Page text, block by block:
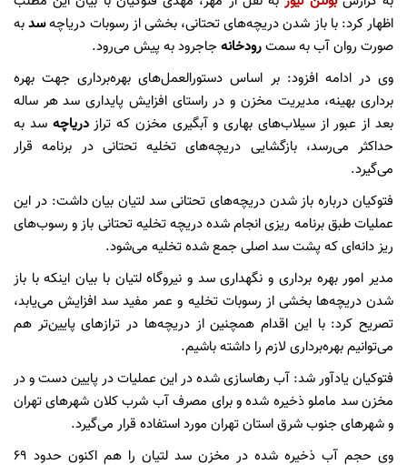
اظهار کرد: با باز شدن دریچه‌های تحتانی، بخشی از رسوبات دریاچهسدبه
صورت روان آب به سمترودخانهجاجرود به پیش می‌رود.
وی در ادامه افزود: بر اساس دستورالعمل‌های بهره‌برداری جهت بهره
برداری بهینه، مدیریت مخزن و در راستای افزایش پایداری سد هر ساله
بعد از عبور از سیلاب‌های بهاری و آبگیری مخزن که ترازدریاچهسد به
حداکثر می‌رسد، بازگشایی دریچه‌های تخلیه تحتانی در برنامه قرار
می‌گیرد.
فتوکیان درباره باز شدن دریچه‌های تحتانی سد لتیان بیان داشت: در این
عملیات طبق برنامه ریزی انجام شده دریچه تخلیه تحتانی باز و رسوب‌های
ریز دانه‌ای که پشت سد اصلی جمع شده تخلیه می‌شود.
مدیر امور بهره برداری و نگهداری سد و نیروگاه لتیان با بیان اینکه با باز
شدن دریچه‌ها بخشی از رسوبات تخلیه و عمر مفید سد افزایش می‌یابد،
تصریح کرد: با این اقدام همچنین از دریچه‌ها در ترازهای پایین‌تر هم
می‌توانیم بهره‌برداری لازم را داشته باشیم.
فتوکیان یادآور شد: آب رهاسازی شده در این عملیات در پایین دست و در
مخزن سد ماملو ذخیره شده و برای مصرف آب شرب کلان شهرهای تهران
و شهرهای جنوب شرق استان تهران مورد استفاده قرار می‌گیرد.
وی حجم آب ذخیره شده در مخزن سد لتیان را هم اکنون حدود ۶۹